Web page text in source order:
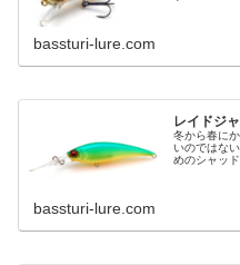
bassturi-lure.com
レイドジ
冬から春に
いのではな
めのシャッ
bassturi-lure.com